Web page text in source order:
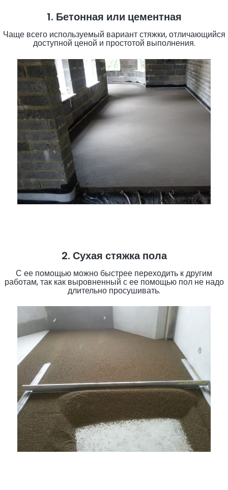
1. Бетонная или цементная
Чаще всего используемый вариант стяжки, отличающийся
доступной ценой и простотой выполнения.
2. Сухая стяжка пола
С ее помощью можно быстрее переходить к другим
работам, так как выровненный с ее помощью пол не надо
длительно просушивать.